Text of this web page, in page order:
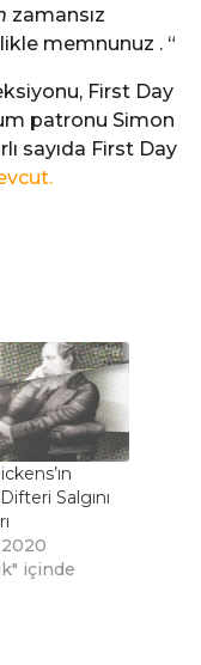
zamansız
memnunuz . “
First Day
patronu Simon
sayıda First Day
Salgını
2020
içinde